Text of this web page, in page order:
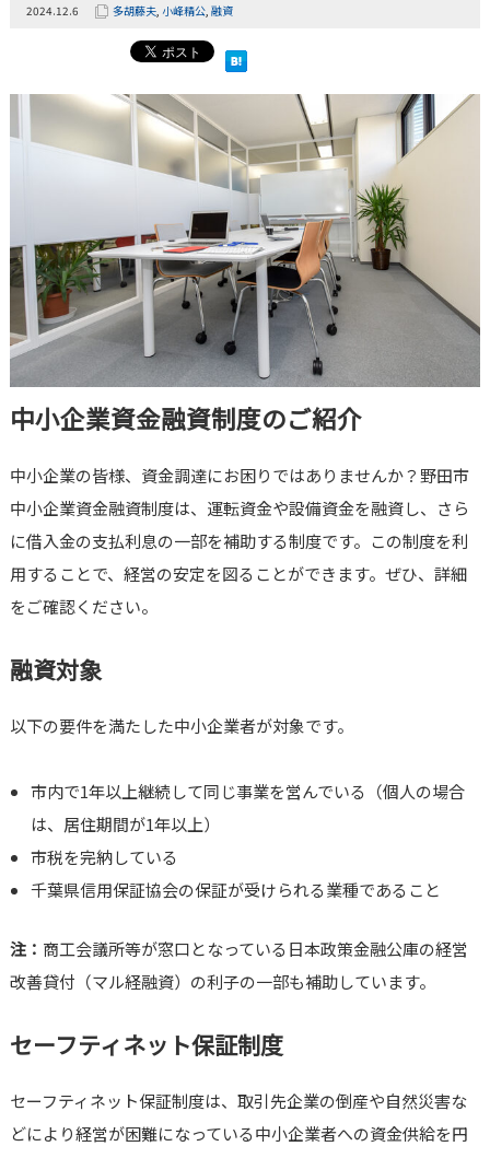
2024.12.6 多胡藤夫, 小峰精公, 融資
中小企業資金融資制度のご紹介
中小企業の皆様、資金調達にお困りではありませんか？野田市
中小企業資金融資制度は、運転資金や設備資金を融資し、さら
に借入金の支払利息の一部を補助する制度です。この制度を利
用することで、経営の安定を図ることができます。ぜひ、詳細
をご確認ください。
融資対象
以下の要件を満たした中小企業者が対象です。
市内で1年以上継続して同じ事業を営んでいる（個人の場合
は、居住期間が1年以上）
市税を完納している
千葉県信用保証協会の保証が受けられる業種であること
注： 商工会議所等が窓口となっている日本政策金融公庫の経営
改善貸付（マル経融資）の利子の一部も補助しています。
セーフティネット保証制度
セーフティネット保証制度は、取引先企業の倒産や自然災害な
どにより経営が困難になっている中小企業者への資金供給を円